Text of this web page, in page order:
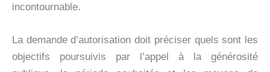
incontournable.
La demande d’autorisation doit préciser quels sont les
objectifs poursuivis par l’appel à la générosité